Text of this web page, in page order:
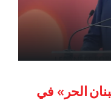
الحر» في